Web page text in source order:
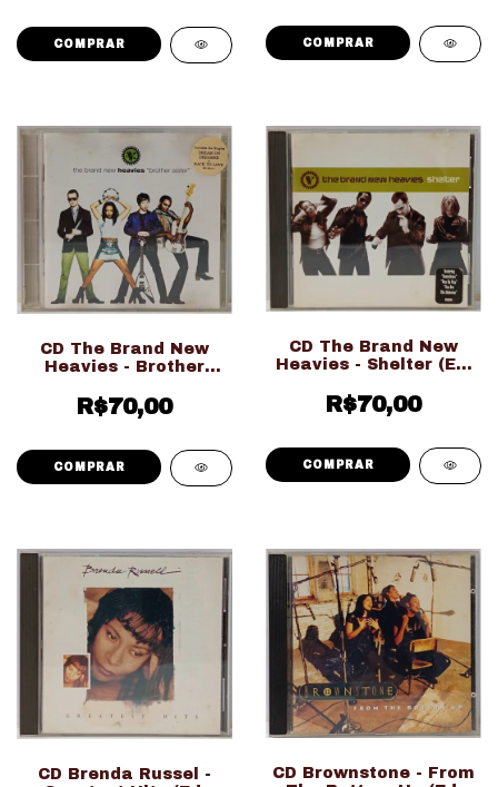
CD The Brand New
Heavies - Brother
R$70,00
CD The Brand New
Heavies - Shelter (Ed.
R$70,00
CD Brenda Russel -
CD Brownstone - From